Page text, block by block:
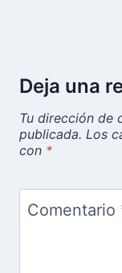
Deja una
Tu dirección de
publicada. Los
con *
Comentario